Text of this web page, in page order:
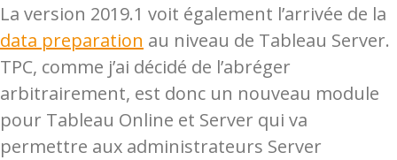
La version 2019.1 voit également l’arrivée de la
data preparation au niveau de Tableau Server.
TPC, comme j’ai décidé de l’abréger
arbitrairement, est donc un nouveau module
pour Tableau Online et Server qui va
permettre aux administrateurs Server